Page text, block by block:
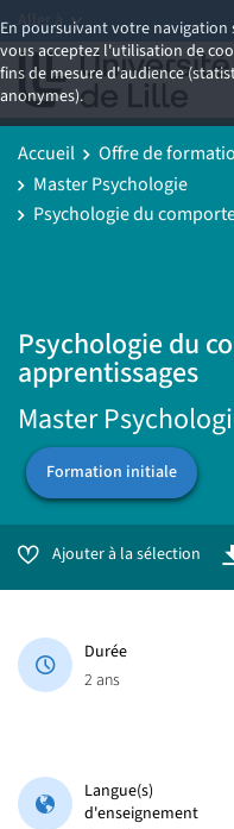
En poursuivant votre navigation
vous acceptez l'utilisation de
fins de mesure d'audience
anonymes).
Aller à
Accueil Offre de
Master Psychologie
Psychologie du
Psychologie du
apprentissages
Master
Formation initiale
Ajouter à la sélection
Durée
2 ans
Langue(s)
d'enseignement